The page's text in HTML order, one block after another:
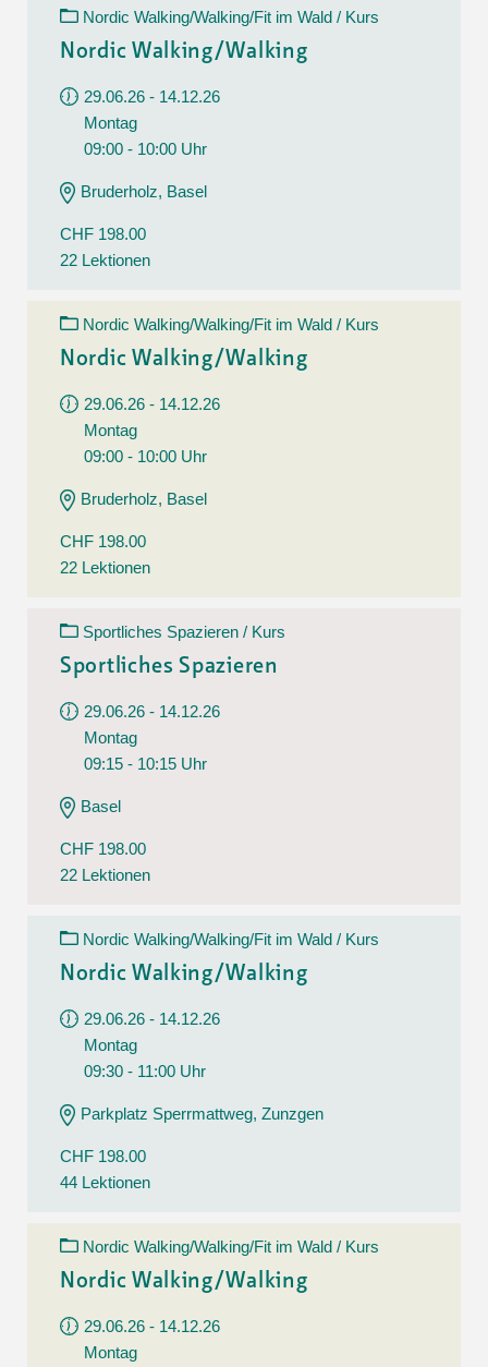
Nordic Walking/Walking/Fit im Wald / Kurs
Nordic Walking/Walking
29.06.26 - 14.12.26
Montag
09:00 - 10:00 Uhr
Bruderholz, Basel
CHF 198.00
22 Lektionen
Nordic Walking/Walking/Fit im Wald / Kurs
Nordic Walking/Walking
29.06.26 - 14.12.26
Montag
09:00 - 10:00 Uhr
Bruderholz, Basel
CHF 198.00
22 Lektionen
Sportliches Spazieren / Kurs
Sportliches Spazieren
29.06.26 - 14.12.26
Montag
09:15 - 10:15 Uhr
Basel
CHF 198.00
22 Lektionen
Nordic Walking/Walking/Fit im Wald / Kurs
Nordic Walking/Walking
29.06.26 - 14.12.26
Montag
09:30 - 11:00 Uhr
Parkplatz Sperrmattweg, Zunzgen
CHF 198.00
44 Lektionen
Nordic Walking/Walking/Fit im Wald / Kurs
Nordic Walking/Walking
29.06.26 - 14.12.26
Montag